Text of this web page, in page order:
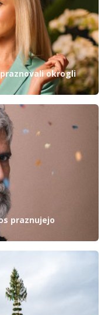
okrogli
praznujejo